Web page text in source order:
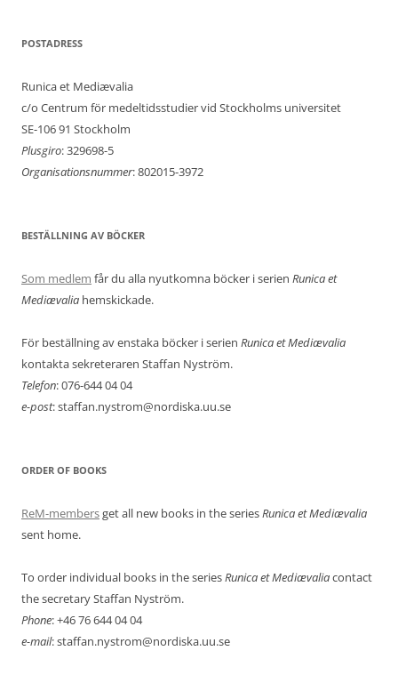
POSTADRESS
Runica et Mediævalia
c/o Centrum för medeltidsstudier vid Stockholms universitet
SE-106 91 Stockholm
Plusgiro: 329698-5
Organisationsnummer: 802015-3972
BESTÄLLNING AV BÖCKER
Som medlem får du alla nyutkomna böcker i serien Runica et
Mediævalia hemskickade.
För beställning av enstaka böcker i serien Runica et Mediævalia
kontakta sekreteraren Staffan Nyström.
Telefon: 076-644 04 04
e-post: staffan.nystrom@nordiska.uu.se
ORDER OF BOOKS
ReM-membersget all new books in the seriesRunica et Mediævalia
sent home.
To order individual books in the seriesRunica et Mediævaliacontact
the secretary Staffan Nyström.
Phone: +46 76 644 04 04
e-mail: staffan.nystrom@nordiska.uu.se